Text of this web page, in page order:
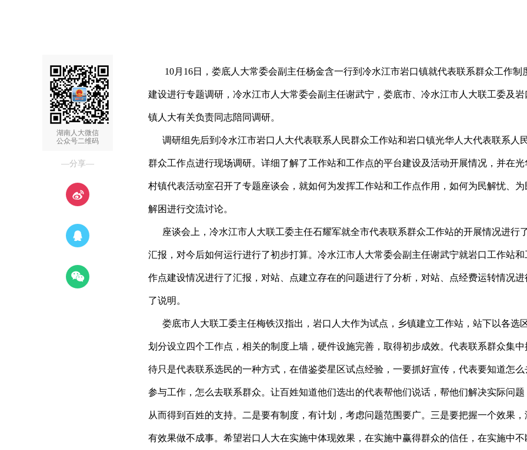
湖南人大微信
公众号二维码
—分享—
10月16日，娄底人大常委会副主任杨金含一行到冷水江市岩口镇就代表联系群众工作制
建设进行专题调研，冷水江市人大常委会副主任谢武宁，娄底市、冷水江市人大联工委及岩
镇人大有关负责同志陪同调研。
调研组先后到冷水江市岩口人大代表联系人民群众工作站和岩口镇光华人大代表联系人
群众工作点进行现场调研。详细了解了工作站和工作点的平台建设及活动开展情况，并在光
村镇代表活动室召开了专题座谈会，就如何为发挥工作站和工作点作用，如何为民解忧、为
解困进行交流讨论。
座谈会上，冷水江市人大联工委主任石耀军就全市代表联系群众工作站的开展情况进行
汇报，对今后如何运行进行了初步打算。冷水江市人大常委会副主任谢武宁就岩口工作站和
作点建设情况进行了汇报，对站、点建立存在的问题进行了分析，对站、点经费运转情况进
了说明。
娄底市人大联工委主任梅铁汉指出，岩口人大作为试点，乡镇建立工作站，站下以各选
划分设立四个工作点，相关的制度上墙，硬件设施完善，取得初步成效。代表联系群众集中
待只是代表联系选民的一种方式，在借鉴娄星区试点经验，一要抓好宣传，代表要知道怎么
参与工作，怎么去联系群众。让百姓知道他们选出的代表帮他们说话，帮他们解决实际问题
从而得到百姓的支持。二是要有制度，有计划，考虑问题范围要广。三是要把握一个效果，
有效果做不成事。希望岩口人大在实施中体现效果，在实施中赢得群众的信任，在实施中不